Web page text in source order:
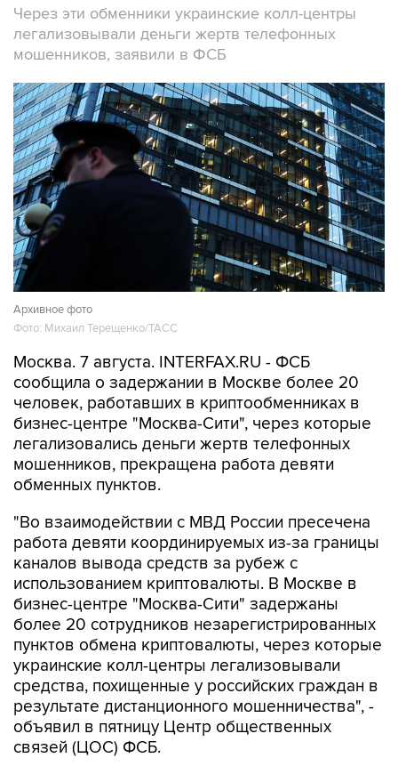
Через эти обменники украинские колл-центры
легализовывали деньги жертв телефонных
мошенников, заявили в ФСБ
Архивное фото
Фото: Михаил Терещенко/ТАСС
Москва. 7 августа. INTERFAX.RU - ФСБ
сообщила о задержании в Москве более 20
человек, работавших в криптообменниках в
бизнес-центре "Москва-Сити", через которые
легализовались деньги жертв телефонных
мошенников, прекращена работа девяти
обменных пунктов.
"Во взаимодействии с МВД России пресечена
работа девяти координируемых из-за границы
каналов вывода средств за рубеж с
использованием криптовалюты. В Москве в
бизнес-центре "Москва-Сити" задержаны
более 20 сотрудников незарегистрированных
пунктов обмена криптовалюты, через которые
украинские колл-центры легализовывали
средства, похищенные у российских граждан в
результате дистанционного мошенничества", -
объявил в пятницу Центр общественных
связей (ЦОС) ФСБ.